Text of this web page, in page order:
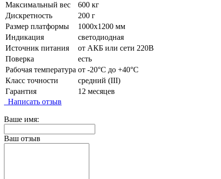
Максимальный вес
600 кг
Дискретность
200 г
Размер платформы
1000х1200 мм
Индикация
светодиодная
Источник питания
от АКБ или сети 220В
Поверка
есть
Рабочая температура от -20°C до +40°C
Класс точности
средний (III)
Гарантия
12 месяцев
Написать отзыв
Ваше имя:
Ваш отзыв